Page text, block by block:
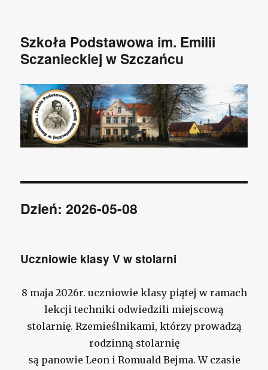
Szkoła Podstawowa im. Emilii
Sczanieckiej w Szczańcu
Dzień: 2026-05-08
Uczniowie klasy V w stolarni
8 maja 2026r. uczniowie klasy piątej w ramach
lekcji techniki odwiedzili miejscową
stolarnię. Rzemieślnikami, którzy prowadzą
rodzinną stolarnię
są panowie Leon i Romuald Bejma. W czasie